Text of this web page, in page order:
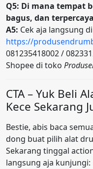
Q5: Di mana tempat
bagus, dan
A5: Cek aja langsung di
https://
081235418002 /
Shopee di toko
CTA – Yuk Beli
Kece Sekarang
Bestie, abis baca
dong buat pilih alat
Sekarang tinggal
langsung aja kunjungi: